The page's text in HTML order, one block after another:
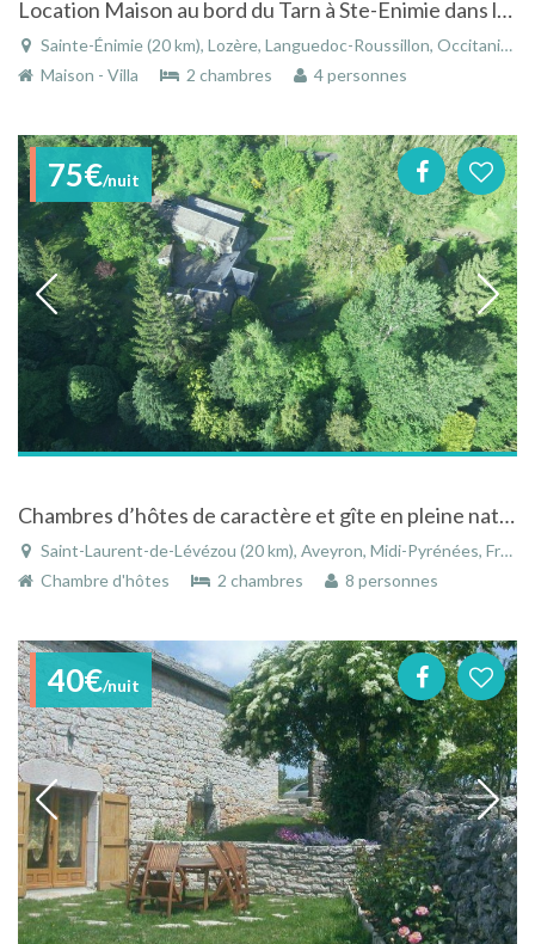
Location Maison au bord du Tarn à Ste-Enimie dans les Gorges du Tarn pour 4 pers
Sainte-Énimie (20 km), Lozère, Languedoc-Roussillon, Occitanie, France
Maison - Villa
2 chambres 4 personnes
75€/nuit
Chambres d’hôtes de caractère et gîte en pleine nature avec Table d'hôtes végétarienne "La Mélière" entre Millau et Rodez
Saint-Laurent-de-Lévézou (20 km), Aveyron, Midi-Pyrénées, France
Chambre d'hôtes
2 chambres 8 personnes
40€/nuit